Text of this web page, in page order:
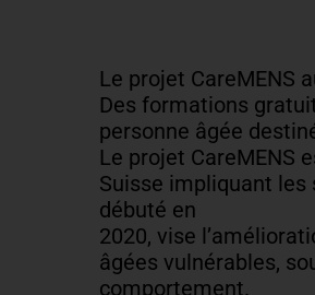
Le projet CareMENS
Des formations
personne âgée
Le projet CareMENS
Suisse impliquant les
débuté en
2020, vise
âgées vulnérables,
comportement.